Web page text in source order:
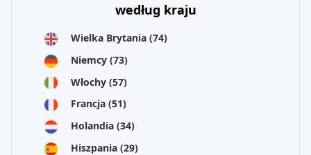
według kraju
Wielka Brytania (74)
Niemcy (73)
Włochy (57)
Francja (51)
Holandia (34)
Hiszpania (29)